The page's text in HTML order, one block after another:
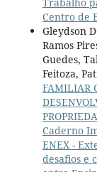
Centro de
Gleydson
Ramos
Guedes,
Feitoza,
FAMILIAR
Caderno
ENEX -
desafios e